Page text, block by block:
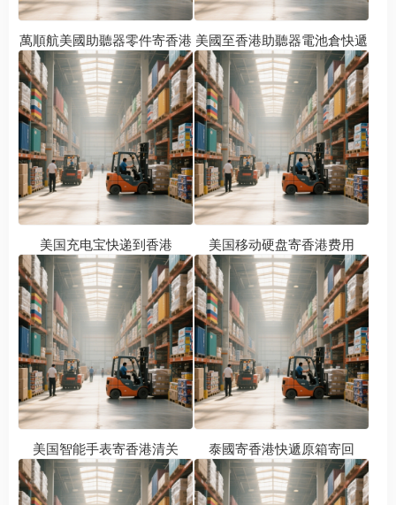
萬順航美國助聽器零件寄香港 美國至香港助聽器電池倉快遞
美国充电宝快递到香港 美国移动硬盘寄香港费用
美国智能手表寄香港清关 泰國寄香港快遞原箱寄回